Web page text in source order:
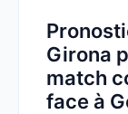
Girona
match
face à